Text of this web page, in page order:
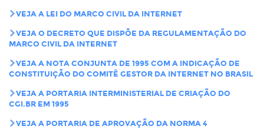
VEJA A LEI DO MARCO CIVIL DA INTERNET
VEJA O DECRETO QUE DISPÕE DA REGULAMENTAÇÃO DO
MARCO CIVIL DA INTERNET
VEJA A NOTA CONJUNTA DE 1995 COM A INDICAÇÃO DE
CONSTITUIÇÃO DO COMITÊ GESTOR DA INTERNET NO BRASIL
VEJA A PORTARIA INTERMINISTERIAL DE CRIAÇÃO DO
CGI.BR EM 1995
VEJA A PORTARIA DE APROVAÇÃO DA NORMA 4